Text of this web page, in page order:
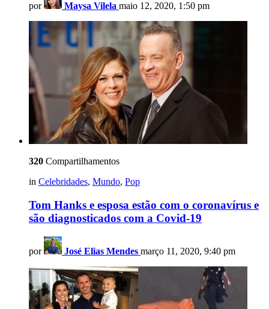
por Maysa Vilela maio 12, 2020, 1:50 pm
320 Compartilhamentos
in Celebridades, Mundo, Pop
Tom Hanks e esposa estão com o coronavírus e
são diagnosticados com a Covid-19
por José Elias Mendes março 11, 2020, 9:40 pm